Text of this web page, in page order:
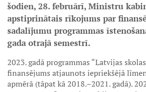
šodien, 28. februārī, Ministru
apstiprinātais rīkojums par
sadalījumu programmas
gada otrajā semestrī.
2023. gadā programmas “Latvijas
finansējums atjaunots iepriekšējā
apmērā (tāpat kā 2018.–2021. gadā).